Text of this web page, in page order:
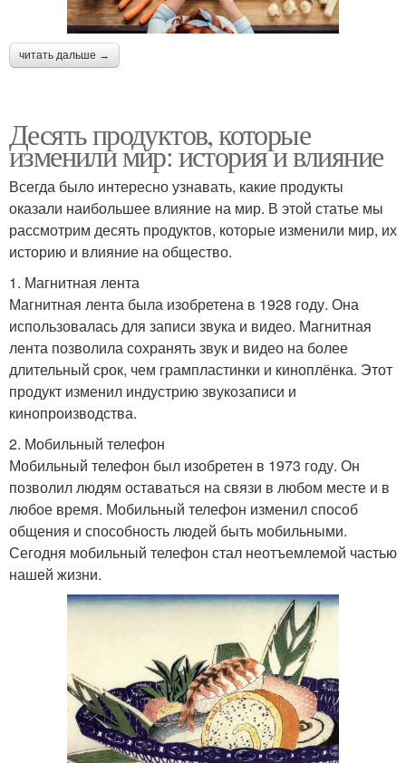
читать дальше →
Десять продуктов, которые
изменили мир: история и влияние
Всегда было интересно узнавать, какие продукты
оказали наибольшее влияние на мир. В этой статье мы
рассмотрим десять продуктов, которые изменили мир, их
историю и влияние на общество.
1. Магнитная лента
Магнитная лента была изобретена в 1928 году. Она
использовалась для записи звука и видео. Магнитная
лента позволила сохранять звук и видео на более
длительный срок, чем грампластинки и киноплёнка. Этот
продукт изменил индустрию звукозаписи и
кинопроизводства.
2. Мобильный телефон
Мобильный телефон был изобретен в 1973 году. Он
позволил людям оставаться на связи в любом месте и в
любое время. Мобильный телефон изменил способ
общения и способность людей быть мобильными.
Сегодня мобильный телефон стал неотъемлемой частью
нашей жизни.